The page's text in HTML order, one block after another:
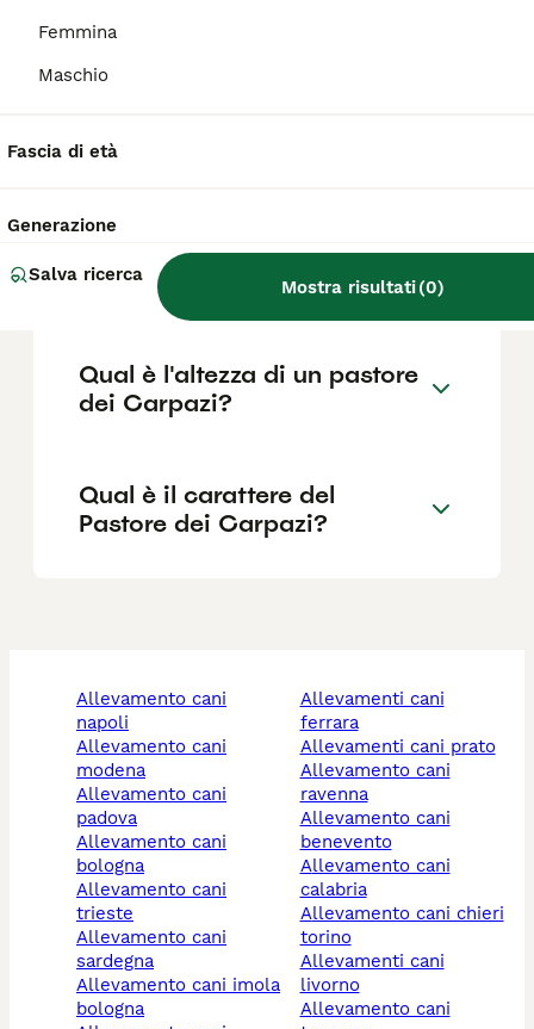
Femmina
Maschio
Fascia di età
Generazione
Salva ricerca
Mostra risultati(0)
esposizione costano di più. In Italia la razza
cuccioli proviene da allevamenti rumeni, con
considera il mantenimento di un cane che
Che cos'è il cane da pastore
dei Carpazi?
Qual è l'altezza di un pastore
dei Carpazi?
Qual è il carattere del
Pastore dei Carpazi?
allevamento cani
napoli
allevamento cani
modena
allevamento cani
padova
allevamento cani
bologna
allevamento cani
trieste
allevamento cani
sardegna
allevamento cani imola
bologna
allevamenti cani
ferrara
allevamenti cani prato
allevamento cani
ravenna
allevamento cani
benevento
allevamento cani
calabria
allevamento cani chieri
torino
allevamenti cani
livorno
allevamento cani